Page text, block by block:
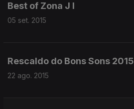
Best of Zona J I
05 set. 2015
Rescaldo do Bons Sons 2015
22 ago. 2015